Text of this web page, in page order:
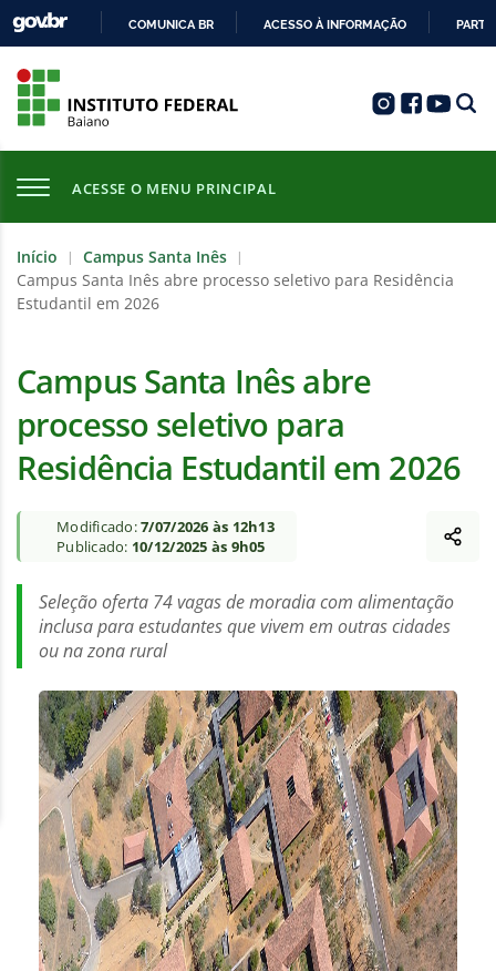
COMUNICA BR ACESSO À INFORMAÇÃO
ACESSE O MENU PRINCIPAL
Início | Campus Santa Inês |
Campus Santa Inês abre processo seletivo para Residência
Estudantil em 2026
Campus Santa Inês abre
processo seletivo para
Residência Estudantil em 2026
Modificado:7/07/2026 às 12h13
Publicado: 10/12/2025 às 9h05
Seleção oferta 74 vagas de moradia com alimentação
inclusa para estudantes que vivem em outras cidades
ou na zona rural